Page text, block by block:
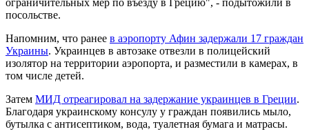
посольстве.
Напомним, что ранее в аэропорту Афин задержали 17 граждан
Украины. Украинцев в автозаке отвезли в полицейский
изолятор на территории аэропорта, и разместили в камерах, в
том числе детей.
Затем МИД отреагировал на задержание украинцев в Греции.
Благодаря украинскому консулу у граждан появились мыло,
бутылка с антисептиком, вода, туалетная бумага и матрасы.